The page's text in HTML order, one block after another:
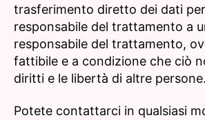
trasferimento diretto dei dati
responsabile del trattamento a
responsabile del trattamento,
fattibile e a condizione che ciò
diritti e le libertà di altre persone.
Potete contattarci in qualsiasi